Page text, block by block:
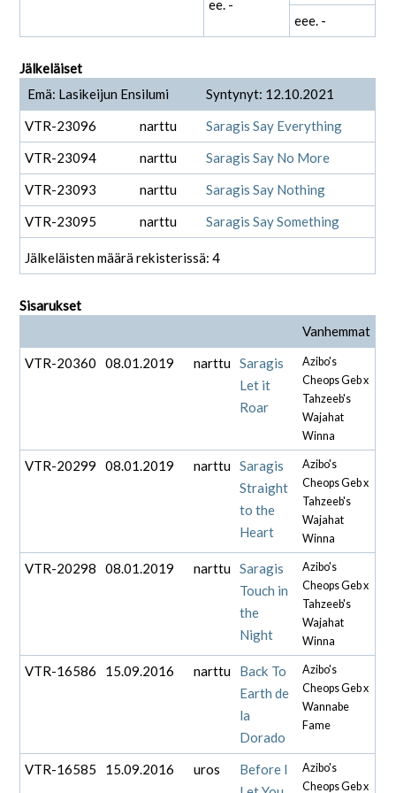
ee. -
eee. -
Jälkeläiset
Emä: Lasikeijun Ensilumi
Syntynyt: 12.10.2021
VTR-23096
narttu
Saragis Say Everything
VTR-23094
narttu
Saragis Say No More
VTR-23093
narttu
Saragis Say Nothing
VTR-23095
narttu Saragis Say Something
Jälkeläisten määrä rekisterissä: 4
Sisarukset
Vanhemmat
VTR-20360
08.01.2019 narttu Saragis
Let it
Roar
Azibo's
Cheops Geb x
Tahzeeb's
Wajahat
Winna
VTR-20299 08.01.2019 narttu Saragis
Straight
to the
Heart
Azibo's
Cheops Geb x
Tahzeeb's
Wajahat
Winna
VTR-20298 08.01.2019 narttu Saragis
Touch in
the
Night
Azibo's
Cheops Geb x
Tahzeeb's
Wajahat
Winna
VTR-16586 15.09.2016 narttu
Back To
Earth de
la
Dorado
Azibo's
Cheops Geb x
Wannabe
Fame
VTR-16585 15.09.2016 uros
Before I
Azibo's
Cheops Geb x